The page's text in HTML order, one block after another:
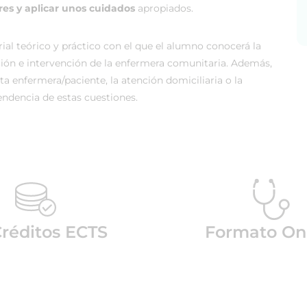
y aplicar unos cuidados apropiados.
teórico y práctico con el que el alumno conocerá la
e intervención de la enfermera comunitaria. Además,
enfermera/paciente, la atención domiciliaria o la
de estas cuestiones.
ECTS Formato